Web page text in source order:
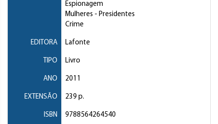
Espionagem
Mulheres - Presidentes
Crime
EDITORA Lafonte
TIPO Livro
ANO 2011
EXTENSÃO 239 p.
ISBN 9788564264540